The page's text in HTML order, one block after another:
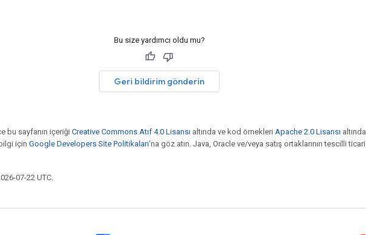
Bu size yardımcı oldu mu?
Geri bildirim gönderin
bu sayfanın içeriği Creative Commons Atıf 4.0 Lisansı altında ve kod örnekleri Apache 2.0 Lisansı altında
bilgi için Google Developers Site Politikaları'na göz atın. Java, Oracle ve/veya satış ortaklarının tescilli ticari
07-22 UTC.